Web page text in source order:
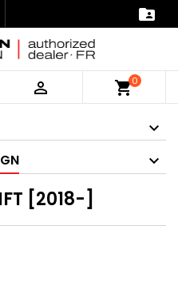

 shopping_cart0
[2018-]